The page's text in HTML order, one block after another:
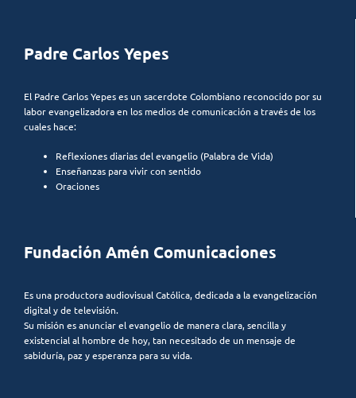
Padre Carlos Yepes
El Padre Carlos Yepes es un sacerdote Colombiano reconocido por su
labor evangelizadora en los medios de comunicación a través de los
cuales hace:
Reflexiones diarias del evangelio (Palabra de Vida)
Enseñanzas para vivir con sentido
Oraciones
Fundación Amén Comunicaciones
Es una productora audiovisual Católica, dedicada a la evangelización
digital y de televisión.
Su misión es anunciar el evangelio de manera clara, sencilla y
existencial al hombre de hoy, tan necesitado de un mensaje de
sabiduría, paz y esperanza para su vida.